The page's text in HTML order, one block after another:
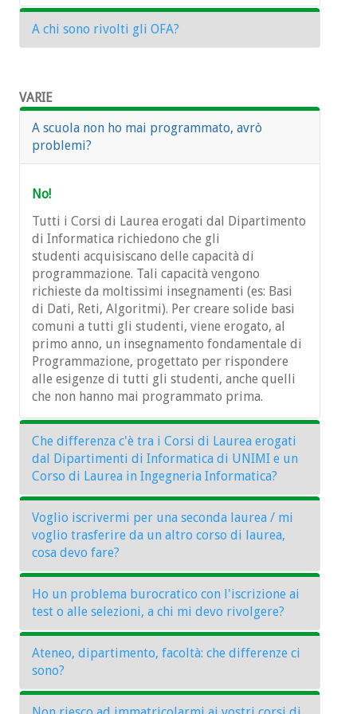
A chi sono rivolti gli OFA?
VARIE
A scuola non ho mai programmato, avrò
problemi?
No!
Tutti i Corsi di Laurea erogati dal Dipartimento
di Informatica richiedono che gli
studenti acquisiscano delle capacità di
programmazione. Tali capacità vengono
richieste da moltissimi insegnamenti (es: Basi
di Dati, Reti, Algoritmi). Per creare solide basi
comuni a tutti gli studenti, viene erogato, al
primo anno, un insegnamento fondamentale di
Programmazione, progettato per rispondere
alle esigenze di tutti gli studenti, anche quelli
che non hanno mai programmato prima.
Che differenza c'è tra i Corsi di Laurea erogati
dal Dipartimenti di Informatica di UNIMI e un
Corso di Laurea in Ingegneria Informatica?
Il problema si pone in realtà per tutti i corsi di
laurea delle facoltà di Ingegneria. Che
differenza c'è fra Chimica e Ingegneria
Chimica? Fra Matematica e Ingegneria
Matematica? La prima cosa da notare è che la
disciplina in un caso è un sostantivo e nell'altro
un aggettivo di Ingegneria: cambia quindi
la prospettiva e il motivo centrale degli studi.
Come dovrebbe risultare chiaro da una lettura
sta nello spazio dedicato alla disciplina
Voglio iscrivermi per una seconda laurea / mi
voglio trasferire da un altro corso di laurea,
cosa devo fare?
Gli studenti già iscritti ad un corso di laurea
dell'Università degli Studi di Milano, ad altro
Ateneo o già laureati, possono essere esonerati
dal test previsto per l'iscrizione ai corsi
triennali presentando domanda di
prevalutazione della carriera pregressa. La data
di scadenza può variare ogni anno, ma
Ho un problema burocratico con l'iscrizione ai
test o alle selezioni, a chi mi devo rivolgere?
Per questioni di competenza dell'Università
degli Studi di Milano (es: selezioni) potete
usare il servizioInformaStudenticon il quale è
Ateneo, dipartimento, facoltà: che differenze ci
sono?